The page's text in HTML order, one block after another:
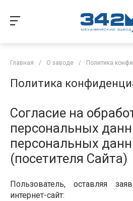
Главная / О заводе / Политика
Политика
Cогласие на
персональных
персональных
(посетителя Сайта)
Пользователь, оставляя
интернет-сайт: